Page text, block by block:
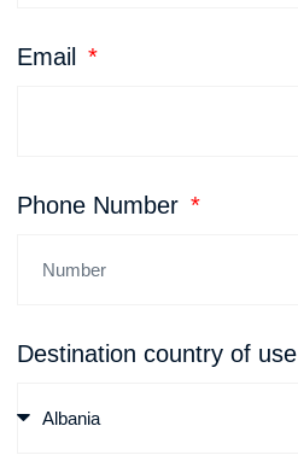
Email
Phone Number
Destination country of use